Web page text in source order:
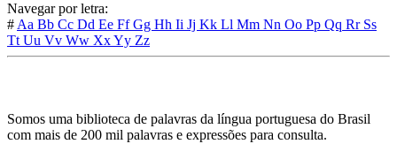
Navegar por letra:
# Aa Bb Cc Dd Ee FfGg Hh Ii Jj Kk Ll Mm Nn Oo Pp Qq Rr Ss
Tt Uu Vv Ww XxYy Zz
Somos uma biblioteca de palavras da língua portuguesa do Brasil
com mais de 200 mil palavras e expressões para consulta.